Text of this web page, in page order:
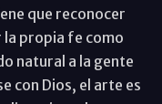
que reconocer
propia fe como
natural a la gente
con Dios, el arte es